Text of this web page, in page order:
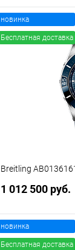
Купить в 1 клик
новинка
Бесплатная доставка
Breitling
1 012 500 руб.
новинка
Бесплатная доставка